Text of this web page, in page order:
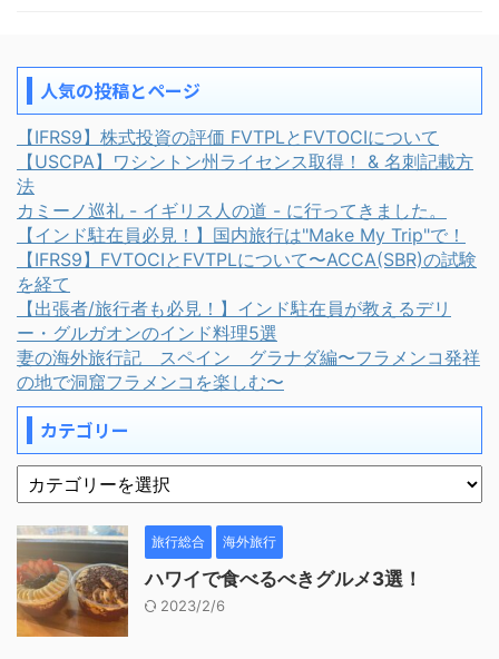
人気の投稿とページ
【IFRS9】株式投資の評価 FVTPLとFVTOCIについて
【USCPA】ワシントン州ライセンス取得！ & 名刺記載方
法
カミーノ巡礼 - イギリス人の道 - に行ってきました。
【インド駐在員必見！】国内旅行は"Make My Trip"で！
【IFRS9】FVTOCIとFVTPLについて〜ACCA(SBR)の試験
を経て
【出張者/旅行者も必見！】インド駐在員が教えるデリ
ー・グルガオンのインド料理5選
妻の海外旅行記 スペイン グラナダ編〜フラメンコ発祥
の地で洞窟フラメンコを楽しむ〜
カテゴリー
旅行総合 海外旅行
ハワイで食べるべきグルメ3選！
2023/2/6